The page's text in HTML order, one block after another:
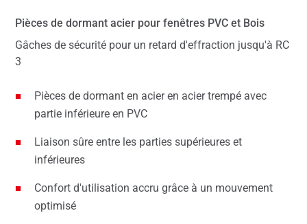
Pièces de dormant acier pour fenêtres PVC et Bois
Gâches de sécurité pour un retard d'effraction jusqu'à RC
3
Pièces de dormant en acier en acier trempé avec
partie inférieure en PVC
Liaison sûre entre les parties supérieures et
inférieures
Confort d'utilisation accru grâce à un mouvement
optimisé